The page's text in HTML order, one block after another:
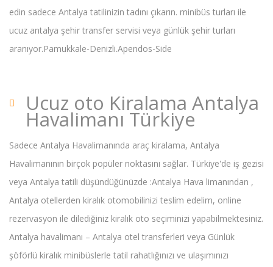
edin sadece Antalya tatilinizin tadını çıkarın. minibüs turları ile
ucuz antalya şehir transfer servisi veya günlük şehir turları
aranıyor.Pamukkale-Denizli.Apendos-Side
Ucuz oto Kiralama Antalya
Havalimanı Türkiye
Sadece Antalya Havalimanında araç kiralama, Antalya
Havalimanının birçok popüler noktasını sağlar. Türkiye'de iş gezisi
veya Antalya tatili düşündüğünüzde :Antalya Hava limanından ,
Antalya otellerden kiralık otomobilinizi teslim edelim, online
rezervasyon ile dilediğiniz kiralık oto seçiminizi yapabilmektesiniz.
Antalya havalimanı – Antalya otel transferleri veya Günlük
şöförlü kiralık minibüslerle tatil rahatlığınızı ve ulaşımınızı